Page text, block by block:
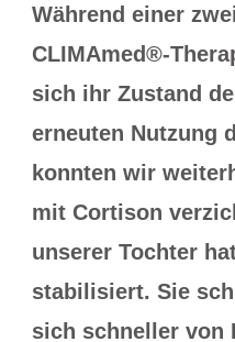
Während einer
CLIMAmed®-
sich ihr Zustand
erneuten Nutzung
konnten wir
mit Cortison
unserer Tochter
stabilisiert. Sie
sich schneller von